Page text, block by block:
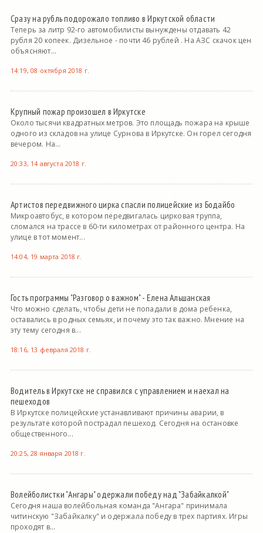
Сразу на рубль подорожало топливо в Иркутской области
Теперь за литр 92-го автомобилисты вынуждены отдавать 42
рубля 20 копеек. Дизельное - почти 46 рублей . На АЗС скачок цен
объясняют...
14:19, 08 октября 2018 г.
Крупный пожар произошел в Иркутске
Около тысячи квадратных метров. Это площадь пожара на крыше
одного из складов на улице Сурнова в Иркутске. Он горел сегодня
вечером. На...
20:33, 14 августа 2018 г.
Артистов передвижного цирка спасли полицейские из Бодайбо
Микроавтобус, в котором передвигалась цирковая труппа,
сломался на трассе в 60-ти километрах от районного центра. На
улице в тот момент...
14:04, 19 марта 2018 г.
Гость программы "Разговор о важном" - Елена Альшанская
Что можно сделать, чтобы дети не попадали в дома ребенка,
оставались в родных семьях, и почему это так важно. Мнение на
эту тему сегодня в...
18:16, 13 февраля 2018 г.
Водитель в Иркутске не справился с управлением и наехал на
пешеходов
В Иркутске полицейские устанавливают причины аварии, в
результате которой пострадал пешеход. Сегодня на остановке
общественного...
20:25, 28 января 2018 г.
Волейболистки "Ангары" одержали победу над "Забайкалкой"
Сегодня наша волейбольная команда "Ангара" принимала
читинскую "Забайкалку" и одержала победу в трех партиях. Игры
проходят в...